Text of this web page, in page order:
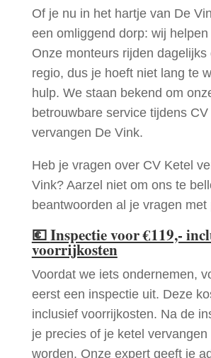
Of je nu in het hartje van De
een omliggend dorp: wij
Onze monteurs rijden dagelijks
regio, dus je hoeft niet lang te
hulp. We staan bekend om
betrouwbare service tijdens CV
vervangen De Vink.
Heb je vragen over CV Ketel
Vink? Aarzel niet om ons te
beantwoorden al je vragen met
💶Inspectie voor €119,-
voorrijkosten
Voordat we iets ondernemen,
eerst een inspectie uit. Deze
inclusief voorrijkosten. Na de
je precies of je ketel vervangen
worden. Onze expert geeft je